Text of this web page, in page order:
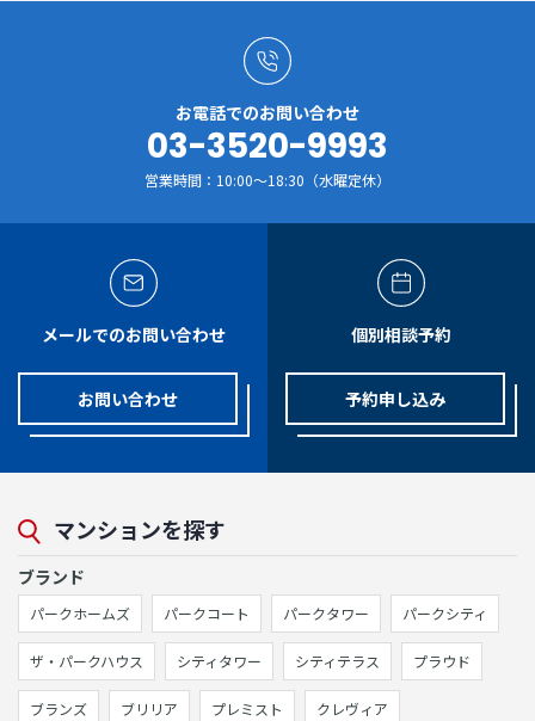
お電話でのお問い合わせ
03-3520-9993
営業時間：10:00～18:30（水曜定休）
メールでのお問い合わせ
お問い合わせ
個別相談予約
予約申し込み
マンションを探す
ブランド
パークホームズ パークコート パークタワー パークシティ
ザ・パークハウス シティタワー シティテラス プラウド
ブランズ ブリリア プレミスト クレヴィア